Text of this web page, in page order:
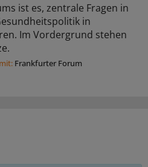
ist es, zentrale Fragen in
in
Im Vordergrund stehen
Frankfurter Forum